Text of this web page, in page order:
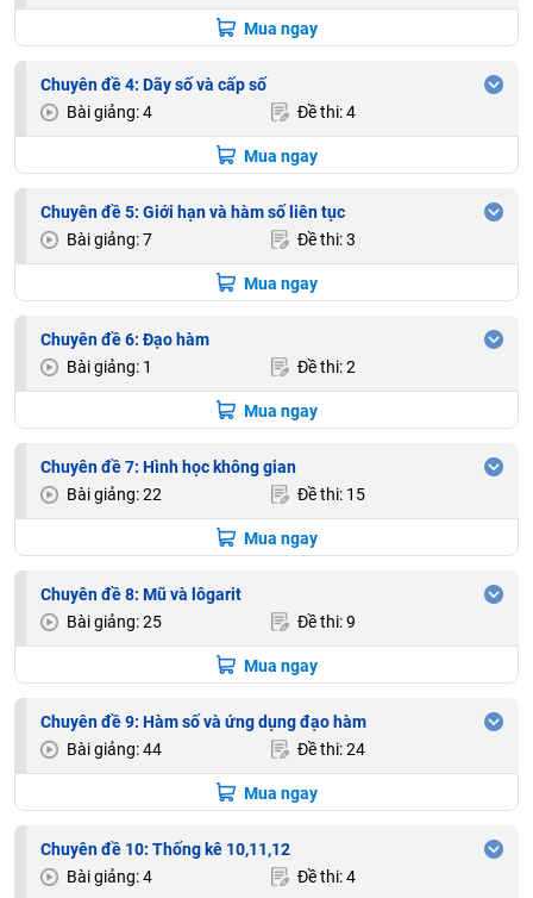
Mua ngay
Chuyên đề 4: Dãy số và cấp số
Bài giảng: 4
Đề thi: 4
Mua ngay
Chuyên đề 5: Giới hạn và hàm số liên tục
Bài giảng: 7
Đề thi: 3
Mua ngay
Chuyên đề 6: Đạo hàm
Bài giảng: 1
Đề thi: 2
Mua ngay
Chuyên đề 7: Hình học không gian
Bài giảng: 22
Đề thi: 15
Mua ngay
Chuyên đề 8: Mũ và lôgarit
Bài giảng: 25
Đề thi: 9
Mua ngay
Chuyên đề 9: Hàm số và ứng dụng đạo hàm
Bài giảng: 44
Đề thi: 24
Mua ngay
Chuyên đề 10: Thống kê 10,11,12
Bài giảng: 4
Đề thi: 4